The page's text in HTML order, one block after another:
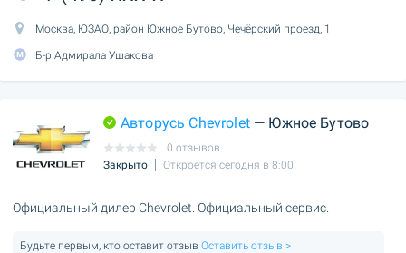
Москва, ЮЗАО, район Южное Бутово, Чечёрский проезд, 1
Б-р Адмирала Ушакова
Авторусь Chevrolet— Южное Бутово
0 отзывов
Закрыто
Откроется сегодня в 8:00
Официальный дилер Chevrolet. Официальный сервис.
Будьте первым, кто оставит отзыв Оставить отзыв >